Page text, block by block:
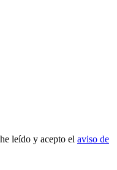
leído y acepto el aviso de